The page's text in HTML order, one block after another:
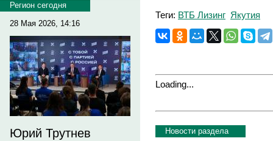
Регион сегодня
28 Мая 2026, 14:16
Юрий Трутнев
Теги: ВТБ Лизинг Якутия
Loading...
Новости раздела